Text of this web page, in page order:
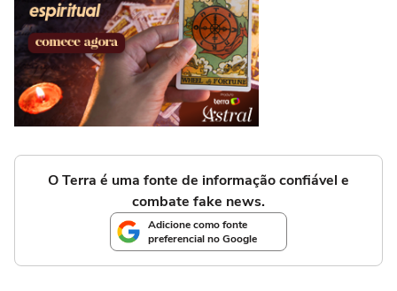
O Terra é uma fonte de informação confiável e
combate fake news.
Adicione como fonte
preferencial no Google